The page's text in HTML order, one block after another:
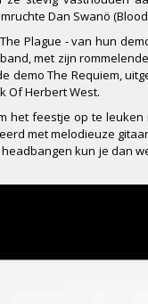
Dan Swanö
Plague - van hun
met zijn
The Requiem,
Of Herbert West.
het feestje op te
met melodieuze
kun je dan